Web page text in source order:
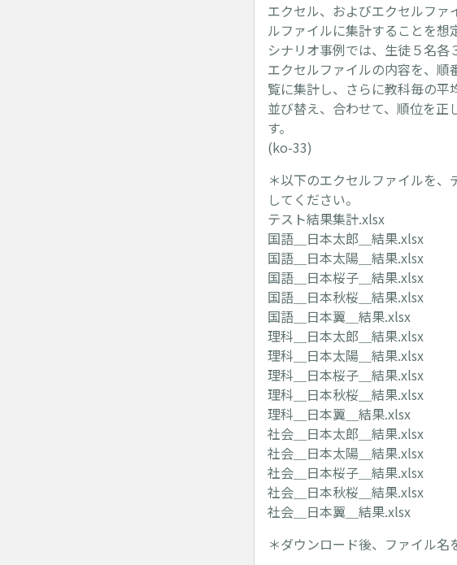
エクセル、およびエクセルフ
ルファイルに集計することを想
シナリオ事例では、生徒５名
エクセルファイルの内容を、
覧に集計し、さらに教科毎の平
並び替え、合わせて、順位を正
す。
(ko-33)
＊以下のエクセルファイルを
してください。
テスト結果集計.xlsx
国語＿日本太郎＿結果.xlsx
国語＿日本太陽＿結果.xlsx
国語＿日本桜子＿結果.xlsx
国語＿日本秋桜＿結果.xlsx
国語＿日本翼＿結果.xlsx
理科＿日本太郎＿結果.xlsx
理科＿日本太陽＿結果.xlsx
理科＿日本桜子＿結果.xlsx
理科＿日本秋桜＿結果.xlsx
理科＿日本翼＿結果.xlsx
社会＿日本太郎＿結果.xlsx
社会＿日本太陽＿結果.xlsx
社会＿日本桜子＿結果.xlsx
社会＿日本秋桜＿結果.xlsx
社会＿日本翼＿結果.xlsx
＊ダウンロード後、ファイル名